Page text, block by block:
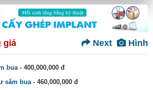
giá Hình
Next
bua- 400,000,000 đ
săm bua- 460,000,000 đ